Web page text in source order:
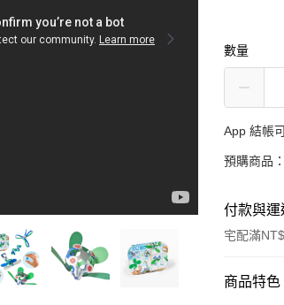
數量
App 結帳
預購商品
付款與運
宅配滿
付款方式
商品特色